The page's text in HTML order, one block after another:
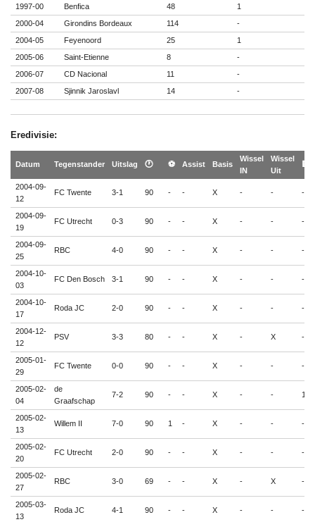
1997-00
Benfica 48
1
2000-04
Girondins Bordeaux 114
-
2004-05
Feyenoord 25
1
2005-06
Saint-Etienne 8
-
2006-07
CD Nacional 11
-
2007-08
Sjinnik Jaroslavl 14 -
Eredivisie:
Datum Tegenstander Uitslag 🕐 ⚽ Assist Basis
Wissel
IN
Wissel
Uit
🟨
2004-09-
12
FC Twente 3-1 90 - - X - - -
2004-09-
19
FC Utrecht 0-3 90 - - X - - -
2004-09-
25
RBC 4-0 90 - - X - - -
2004-10-
03
FC Den Bosch 3-1 90 - - X - - -
2004-10-
17
Roda JC 2-0 90 - - X - - -
2004-12-
12
PSV 3-3 80 - - X - X -
2005-01-
29
FC Twente 0-0 90 - - X - - -
2005-02-
04
de
Graafschap
7-2 90 - - X - - 1
2005-02-
13
Willem II 7-0 90 1 - X - - -
2005-02-
20
FC Utrecht 2-0 90 - - X - - -
2005-02-
27
RBC 3-0 69 - - X - X -
2005-03-
13
Roda JC 4-1 90 - - X - - -